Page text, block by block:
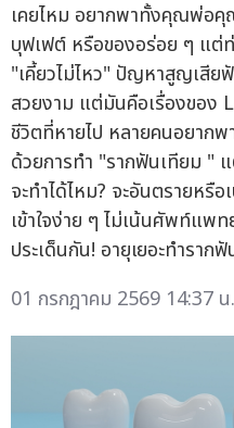
เคยไหม อยากพาทั้งคุณพ่อ
บุฟเฟต์ หรือของอร่อย ๆ แต่
"เคี้ยวไม่ไหว" ปัญหาสูญเสียฟั
สวยงาม แต่มันคือเรื่องของ
ชีวิตที่หายไป หลายคนอยาก
ด้วยการทำ "รากฟันเทียม "
จะทำได้ไหม? จะอันตรายหรื
เข้าใจง่าย ๆ ไม่เน้นศัพท์แพ
ประเด็นกัน! อายุเยอะทำราก
01 กรกฎาคม 2569 14:37 น.